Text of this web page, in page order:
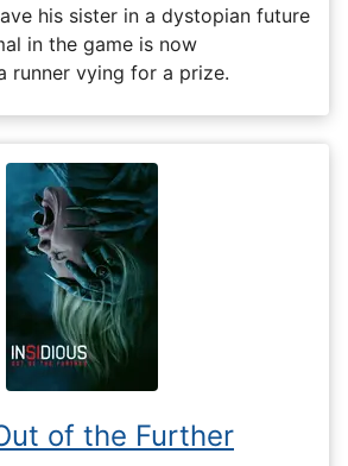
his sister in a dystopian future
in the game is now
runner vying for a prize.
of the Further